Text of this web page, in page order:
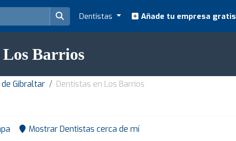
Dentistas Añade tu empresa gratis
Los Barrios
Gibraltar Dentistas en Los Barrios
Mostrar Dentistas cerca de mí